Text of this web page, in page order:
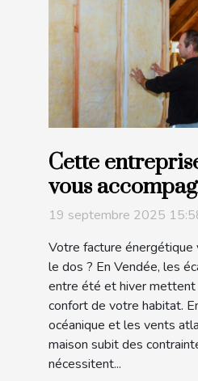
Cette
vous
tous vos
19 septembre 2025
Votre facture énergétique
le dos ? En Vendée, les
entre été et hiver mettent
confort de votre habitat.
océanique et les vents
maison subit des
nécessitent...